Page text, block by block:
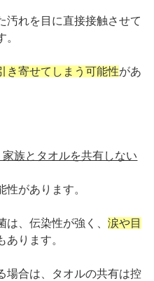
汚れを目に直接接触させて
き寄せてしまう可能性があ
族とタオルを共有しない
があります。
は、伝染性が強く、涙や目
あります。
場合は、タオルの共有は控